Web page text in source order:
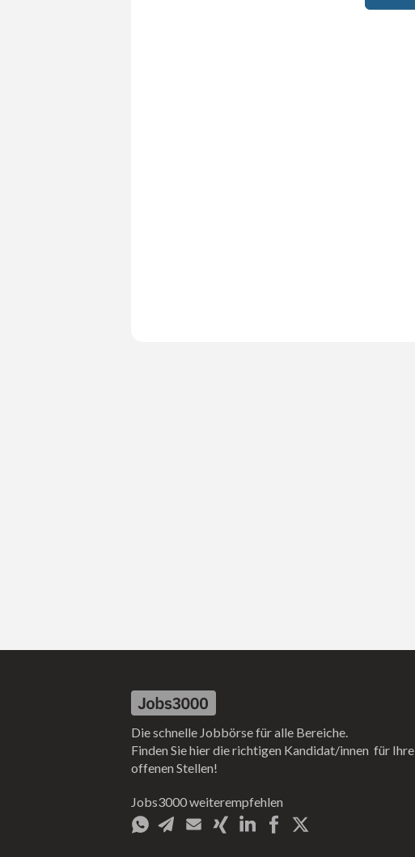
Die schnelle Jobbörse für alle Bereiche.
Finden Sie hier die richtigen Kandidat/innen für Ihre
offenen Stellen!
Jobs3000 weiterempfehlen